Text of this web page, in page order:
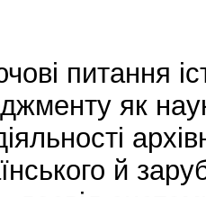
питання
як
й